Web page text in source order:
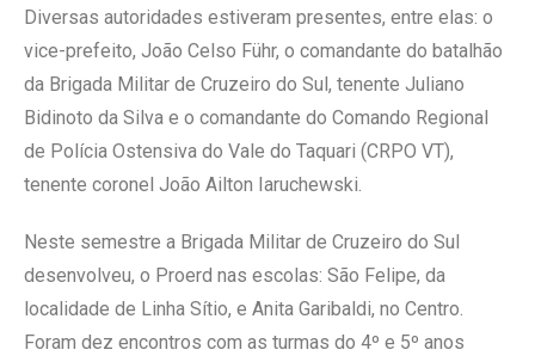
Diversas autoridades estiveram presentes, entre elas: o
vice-prefeito, João Celso Führ, o comandante do batalhão
da Brigada Militar de Cruzeiro do Sul, tenente Juliano
Bidinoto da Silva e o comandante do Comando Regional
de Polícia Ostensiva do Vale do Taquari (CRPO VT),
tenente coronel João Ailton Iaruchewski.
Neste semestre a Brigada Militar de Cruzeiro do Sul
desenvolveu, o Proerd nas escolas: São Felipe, da
localidade de Linha Sítio, e Anita Garibaldi, no Centro.
Foram dez encontros com as turmas do 4º e 5º anos